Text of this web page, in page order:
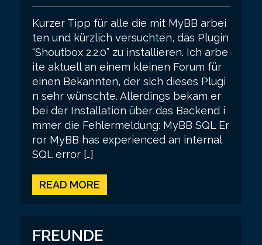
Kurzer Tipp für alle die mit MyBB arbei
ten und kürzlich versuchten, das Plugin
“Shoutbox 2.2.0” zu installieren. Ich arbe
ite aktuell an einem kleinen Forum für
einen Bekannten, der sich dieses Plugi
n sehr wünschte. Allerdings bekam er
bei der Installation über das Backend i
mmer die Fehlermeldung: MyBB SQL Er
ror MyBB has experienced an internal
SQL error […]
READ MORE
FREUNDE